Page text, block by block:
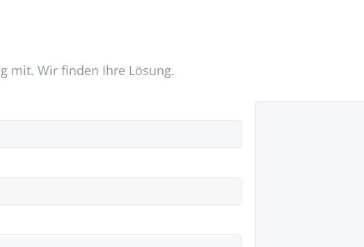
mit. Wir finden Ihre Lösung.